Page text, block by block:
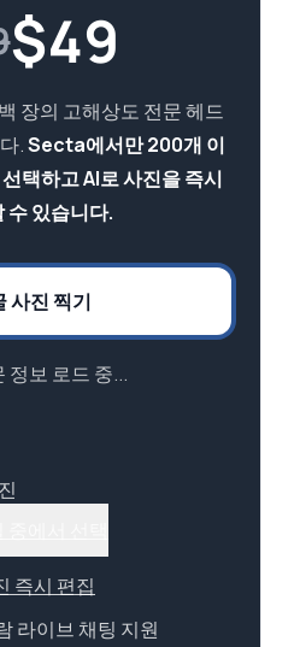
$49
장의 고해상도 전문 헤드
.Secta에서만 200개 이
택하고 AI로 사진을 즉시
수 있습니다.
사진 찍기
정보 로드 중...
즉시 편집
라이브 채팅 지원